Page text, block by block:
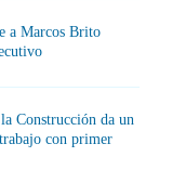
a Marcos Brito
Construcción da un
con primer